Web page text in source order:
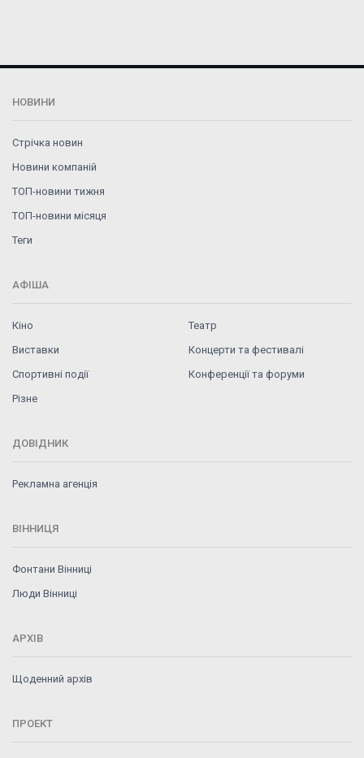
НОВИНИ
Стрічка новин
Новини компаній
ТОП-новини тижня
ТОП-новини місяця
Теги
АФІША
Кіно
Театр
Виставки
Концерти та фестивалі
Спортивні події
Конференції та форуми
Різне
ДОВІДНИК
Рекламна агенція
ВІННИЦЯ
Фонтани Вінниці
Люди Вінниці
АРХІВ
Щоденний архів
ПРОЕКТ